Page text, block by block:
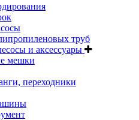
труб
и аксессуары
мешки
переходники